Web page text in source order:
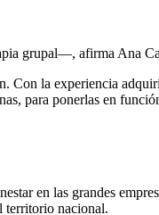
grupal―, afirma Ana
la experiencia
para ponerlas en
en las grandes
territorio nacional.